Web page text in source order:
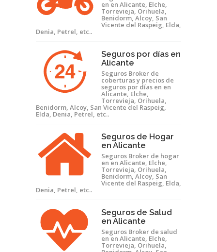
en en Alicante, Elche,
Torrevieja, Orihuela,
Benidorm, Alcoy, San
Vicente del Raspeig, Elda,
Denia, Petrel, etc..
Seguros por días en
Alicante
Seguros Broker de
coberturas y precios de
seguros por días en en
Alicante, Elche,
Torrevieja, Orihuela,
Benidorm, Alcoy, San Vicente del Raspeig,
Elda, Denia, Petrel, etc..
Seguros de Hogar
en Alicante
Seguros Broker de hogar
en en Alicante, Elche,
Torrevieja, Orihuela,
Benidorm, Alcoy, San
Vicente del Raspeig, Elda,
Denia, Petrel, etc..
Seguros de Salud
en Alicante
Seguros Broker de salud
en en Alicante, Elche,
Torrevieja, Orihuela,